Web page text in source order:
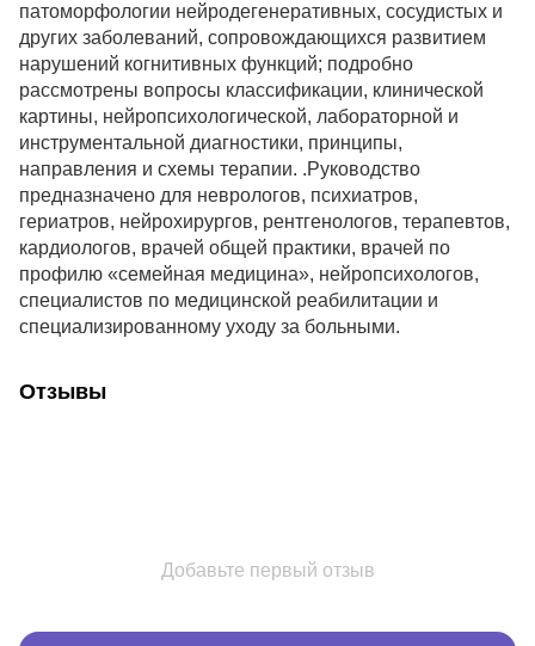
патоморфологии нейродегенеративных, сосудистых и
других заболеваний, сопровождающихся развитием
нарушений когнитивных функций; подробно
рассмотрены вопросы классификации, клинической
картины, нейропсихологической, лабораторной и
инструментальной диагностики, принципы,
направления и схемы терапии. .Руководство
предназначено для неврологов, психиатров,
гериатров, нейрохирургов, рентгенологов, терапевтов,
кардиологов, врачей общей практики, врачей по
профилю «семейная медицина», нейропсихологов,
специалистов по медицинской реабилитации и
специализированному уходу за больными.
Отзывы
Добавьте первый отзыв